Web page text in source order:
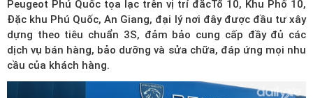
Peugeot Phú Quốc tọa lạc trên vị trí đắcTổ 10, Khu Phố 10,
Đặc khu Phú Quốc, An Giang, đại lý nơi đây được đầu tư xây
dựng theo tiêu chuẩn 3S, đảm bảo cung cấp đầy đủ các
dịch vụ bán hàng, bảo dưỡng và sửa chữa, đáp ứng mọi nhu
cầu của khách hàng.